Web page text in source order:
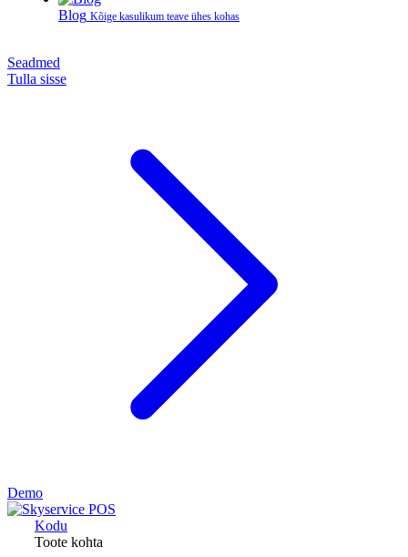
Blog Kõige kasulikum teave ühes kohas
Seadmed
Tulla sisse
Demo
Kodu
Toote kohta